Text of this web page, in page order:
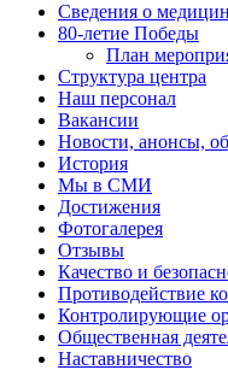
Сведения о
80-летие Победы
План
Структура центра
Наш персонал
Вакансии
Новости, анонсы,
История
Мы в СМИ
Достижения
Фотогалерея
Отзывы
Качество и
Противодействие
Контролирующие
Общественная
Наставничество